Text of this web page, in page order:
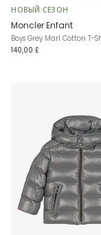
НОВЫЙ СЕЗОН
Moncler Enfant
Boys Grey Marl Cotton T-
140,00 £